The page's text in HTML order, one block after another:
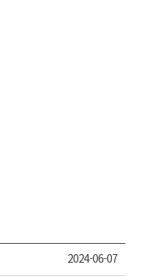
2024-06-07